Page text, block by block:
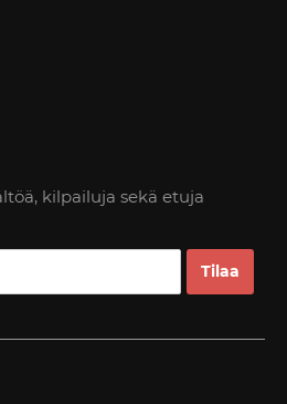
kilpailuja sekä etuja